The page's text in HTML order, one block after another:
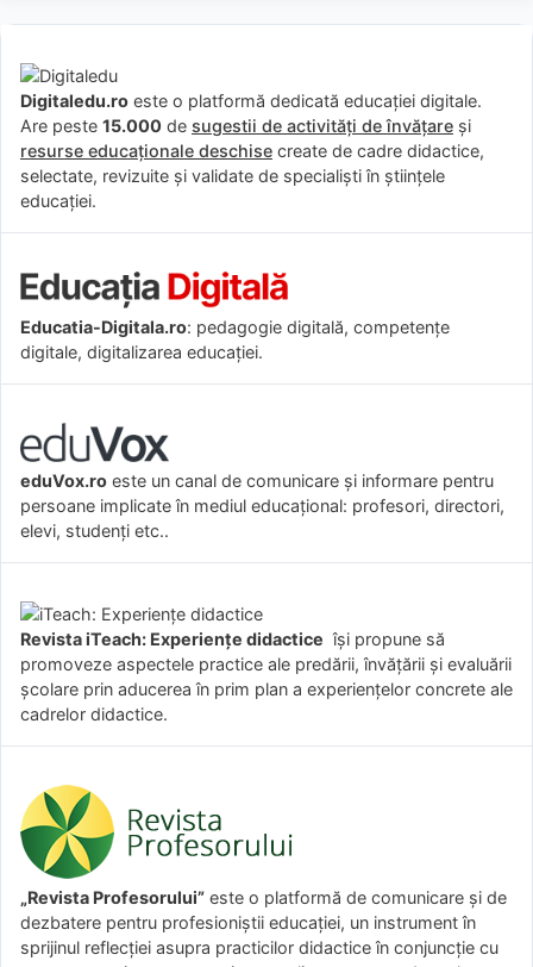
Digitaledu.ro este o platformă dedicată educației digitale.
Are peste 15.000 de sugestii de activități de învățare și
resurse educaționale deschise create de cadre didactice,
selectate, revizuite și validate de specialiști în științele
educației.
Educatia-Digitala.ro: pedagogie digitală, competențe
digitale, digitalizarea educației.
eduVox.ro este un canal de comunicare și informare pentru
persoane implicate în mediul educațional: profesori, directori,
elevi, studenți etc..
Revista iTeach: Experienţe didactice îşi propune să
promoveze aspectele practice ale predării, învăţării şi evaluării
şcolare prin aducerea în prim plan a experienţelor concrete ale
cadrelor didactice.
„Revista Profesorului” este o platformă de comunicare și de
dezbatere pentru profesioniștii educației, un instrument în
sprijinul reflecției asupra practicilor didactice în conjuncție cu